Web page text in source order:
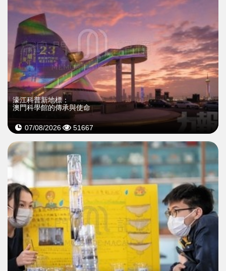
濠江科普新地標：
澳門科學館的傳承與使命
07/08/2026 51667